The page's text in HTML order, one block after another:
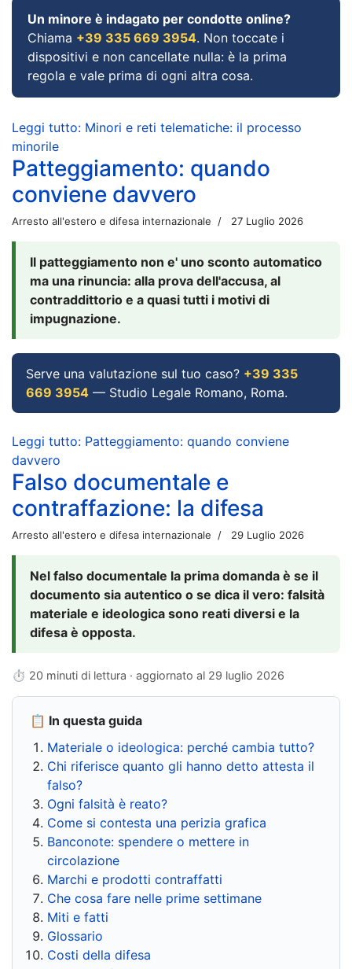
Un minore è indagato per condotte online?
Chiama +39 335 669 3954. Non toccate i
dispositivi e non cancellate nulla: è la prima
regola e vale prima di ogni altra cosa.
Leggi tutto: Minori e reti telematiche: il processo
minorile
Patteggiamento: quando
conviene davvero
Arresto all'estero e difesa internazionale 27 Luglio 2026
Il patteggiamento non e' uno sconto automatico
ma una rinuncia: alla prova dell'accusa, al
contraddittorio e a quasi tutti i motivi di
impugnazione.
Serve una valutazione sul tuo caso? +39 335
669 3954 — Studio Legale Romano, Roma.
Leggi tutto: Patteggiamento: quando conviene
davvero
Falso documentale e
contraffazione: la difesa
Arresto all'estero e difesa internazionale 29 Luglio 2026
Nel falso documentale la prima domanda è se il
documento sia autentico o se dica il vero: falsità
materiale e ideologica sono reati diversi e la
difesa è opposta.
⏱ 20 minuti di lettura · aggiornato al 29 luglio 2026
📋 In questa guida
Materiale o ideologica: perché cambia tutto?
Chi riferisce quanto gli hanno detto attesta il
falso?
Ogni falsità è reato?
Come si contesta una perizia grafica
Banconote: spendere o mettere in
circolazione
Marchi e prodotti contraffatti
Che cosa fare nelle prime settimane
Miti e fatti
Glossario
Costi della difesa